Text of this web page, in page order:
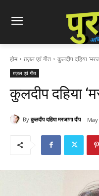
होम ग़ज़ल एवं गीत कुलदीप दहिया
ग़ज़ल एवं गीत
कुलदीप दहिया
By कुलदीप दहिया मरजाणा दीप May